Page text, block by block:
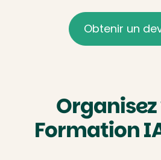
Obtenir un
Formation